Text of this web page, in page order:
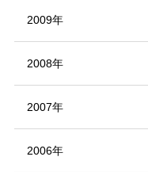
2009年
2008年
2007年
2006年